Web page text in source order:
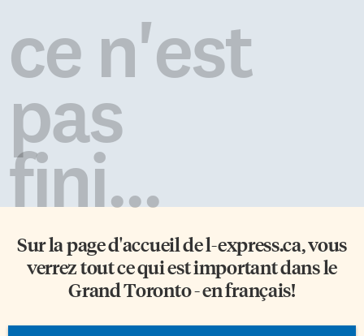
ce n'est
pas
fini...
Sur la page d'accueil del-express.ca, vous
verrez tout ce qui est important dans le
Grand Toronto - en français!